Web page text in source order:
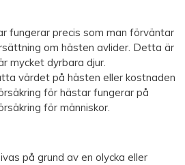
fungerar precis som man förväntar
om hästen avlider. Detta är
mycket dyrbara djur.
värdet på hästen eller kostnaden
för hästar fungerar på
för människor.
på grund av en olycka eller